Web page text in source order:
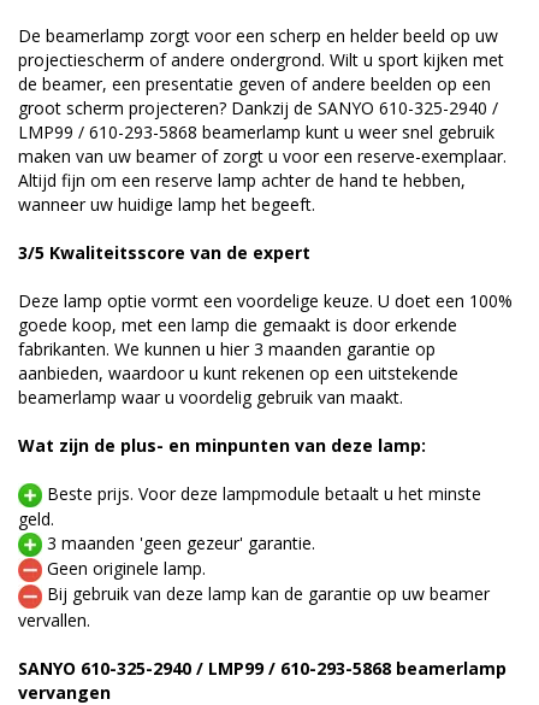
De beamerlamp zorgt voor een scherp en helder beeld op uw
projectiescherm of andere ondergrond. Wilt u sport kijken met
de beamer, een presentatie geven of andere beelden op een
groot scherm projecteren? Dankzij de SANYO 610-325-2940 /
LMP99 / 610-293-5868 beamerlamp kunt u weer snel gebruik
maken van uw beamer of zorgt u voor een reserve-exemplaar.
Altijd fijn om een reserve lamp achter de hand te hebben,
wanneer uw huidige lamp het begeeft.
3/5 Kwaliteitsscore van de expert
Deze lamp optie vormt een voordelige keuze. U doet een 100%
goede koop, met een lamp die gemaakt is door erkende
fabrikanten. We kunnen u hier 3 maanden garantie op
aanbieden, waardoor u kunt rekenen op een uitstekende
beamerlamp waar u voordelig gebruik van maakt.
Wat zijn de plus- en minpunten van deze lamp:
Beste prijs. Voor deze lampmodule betaalt u het minste
geld.
3 maanden 'geen gezeur' garantie.
Geen originele lamp.
Bij gebruik van deze lamp kan de garantie op uw beamer
vervallen.
SANYO 610-325-2940 / LMP99 / 610-293-5868 beamerlamp
vervangen